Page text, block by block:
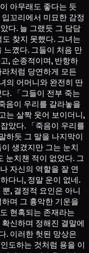
아무래도 좋다는 듯
꼬리에서 미묘한 감정
다. 늘 그랬듯 그 담담
찾지 못했다. 그녀는
느꼈다. 그들이 처음 만
, 순종적이며, 반항하
처럼 당연하게 모든
의 어머니와 완전히 딴
. 「그들이 전부 죽는
음이 우리를 갈라놓을
는 살짝 웃어 보이더니,
았다. 「죽음이 우리를
하듯 그 말을 나지막이
생겼지만 그는 눈치
눈치챈 적이 없었다. 그
자신의 역할을 잘 연
다니, 정말 운이 없네.
, 결정적 요인은 아니
며 그 흉악한 기운을
현혹되는 존재라는
신하며 정해진 결말에
. 이러한 헛된 망상은
도하는 것처럼 용을 이